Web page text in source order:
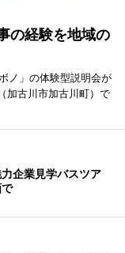
の経験を地域の
ノ」の体験型説明会が
加古川市加古川町）で
企業見学バスツア